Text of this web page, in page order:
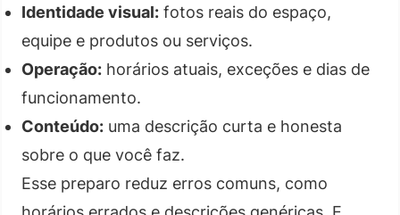
Identidade visual: fotos reais do espaço,
equipe e produtos ou serviços.
Operação: horários atuais, exceções e dias de
funcionamento.
Conteúdo: uma descrição curta e honesta
sobre o que você faz.
Esse preparo reduz erros comuns, como